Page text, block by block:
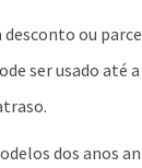
desconto ou
ser usado até
dos anos